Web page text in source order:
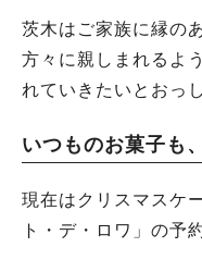
茨木はご家族に縁の
方々に親しまれるよ
れていきたいとおっ
いつものお菓子も
現在はクリスマスケ
ト・デ・ロワ」の予